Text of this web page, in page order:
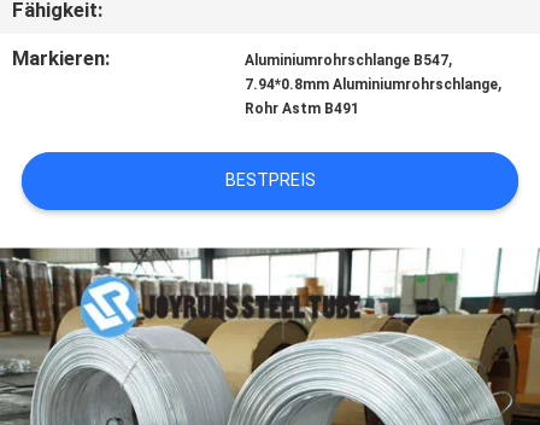
UNS
IN
FORDERN
SIE
EIN
ZITAT
SEITENVERZEICHNIS
Fähigkeit:
Markieren: Aluminiumrohrschlange B547,
7.94*0.8mm Aluminiumrohrschlange,
Rohr Astm B491
BESTPREIS